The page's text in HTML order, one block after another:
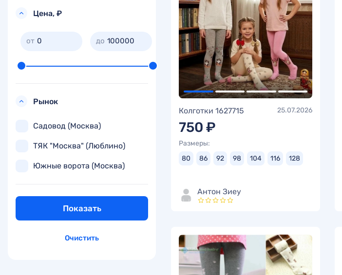
Цена, ₽
0 100000
Рынок
Садовод (Москва)
ТЯК "Москва" (Люблино)
Южные ворота (Москва)
Показать
Очистить
Колготки 1627715 25.07.2026
750 ₽
Размеры:
80
86 92 98 104 116 128
Антон Зиеу